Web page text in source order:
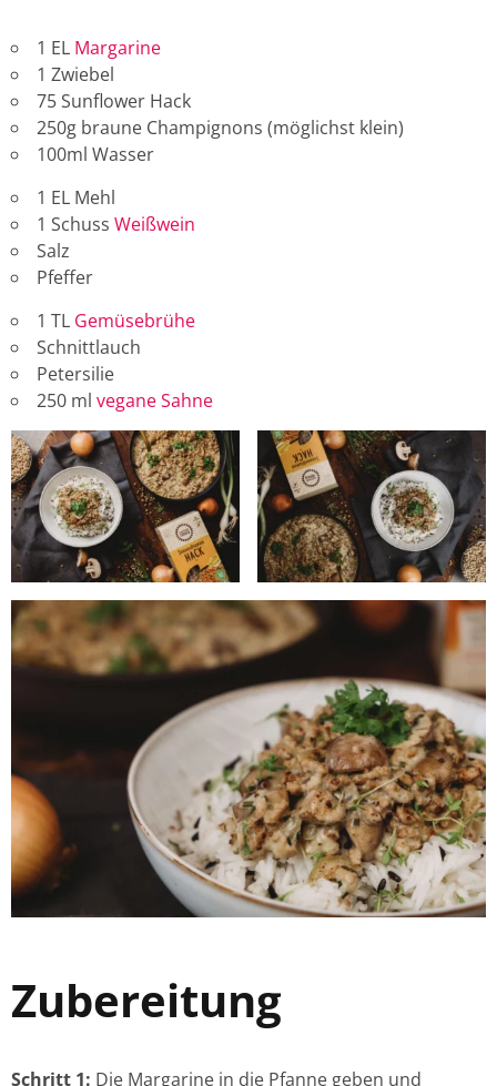
1 EL Margarine
1 Zwiebel
75 Sunflower Hack
250g braune Champignons (möglichst klein)
100ml Wasser
1 EL Mehl
1 Schuss Weißwein
Salz
Pfeffer
1 TL Gemüsebrühe
Schnittlauch
Petersilie
250 ml vegane Sahne
Zubereitung
Schritt 1: Die Margarine in die Pfanne geben und